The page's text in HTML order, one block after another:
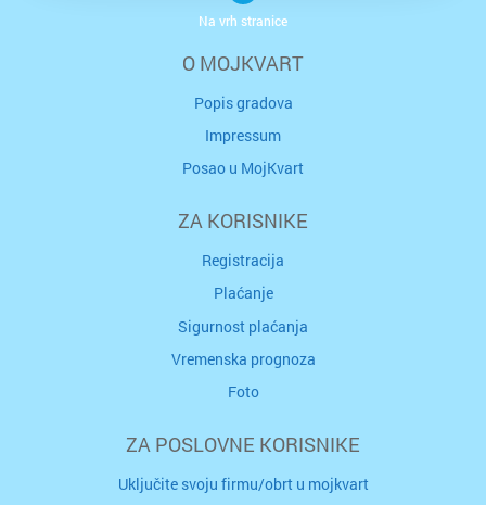
O MOJKVART
Popis gradova
Impressum
Posao u MojKvart
ZA KORISNIKE
Registracija
Plaćanje
Sigurnost plaćanja
Vremenska prognoza
Foto
ZA POSLOVNE KORISNIKE
Uključite svoju firmu/obrt u mojkvart
Na vrh stranice